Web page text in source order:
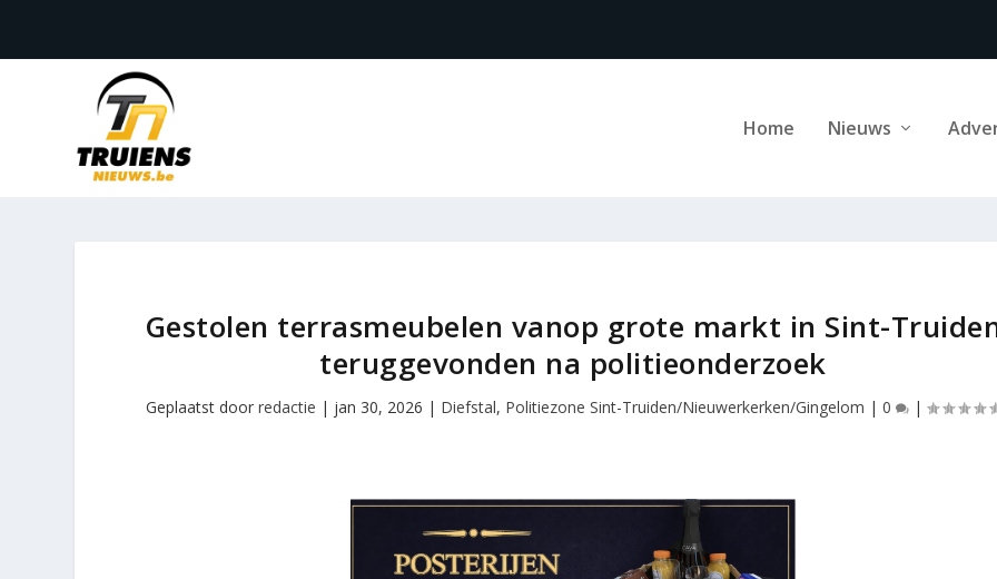
Home Nieuws
Gestolen terrasmeubelen vanop grote markt in Sint-
teruggevonden na politieonderzoek
Geplaatst door redactie | jan 30, 2026 | Diefstal, Politiezone Sint-Truiden/Nieuwerkerken/Gingelom | 0 |